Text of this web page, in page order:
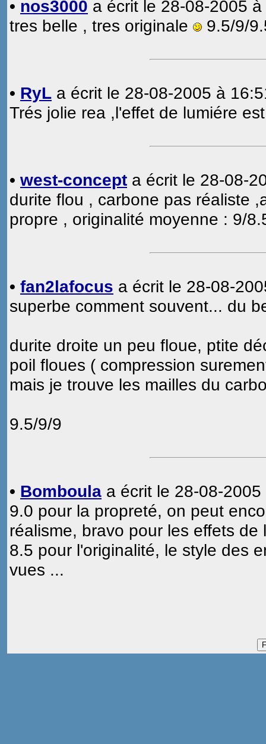
• nos3000 a écrit le 28-08-2005
tres belle , tres originale
9.5/9/
• RyL a écrit le 28-08-2005 à
Trés jolie rea ,l'effet de lumiére
• west-concept a écrit le 28-08-
durite flou , carbone pas réaliste
propre , originalité moyenne : 9/
• fan2lafocus a écrit le 28-08-
superbe comment souvent... du
durite droite un peu floue, ptite
poil floues ( compression
mais je trouve les mailles du
9.5/9/9
• Bomboula a écrit le 28-08-
9.0 pour la propreté, on peut
réalisme, bravo pour les effets de
8.5 pour l'originalité, le style des
vues ...